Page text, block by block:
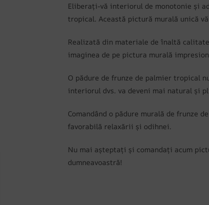
Eliberați-vă interiorul de monotonie și
tropical. Această pictură murală unică
Realizată din materiale de înaltă
imaginea de pe pictura murală
O pădure de frunze de palmier tropical
interiorul dvs. va deveni mai natural și
Comandând o pădure murală de frunze
favorabilă relaxării și odihnei.
Nu mai așteptați și comandați acum
dumneavoastră!